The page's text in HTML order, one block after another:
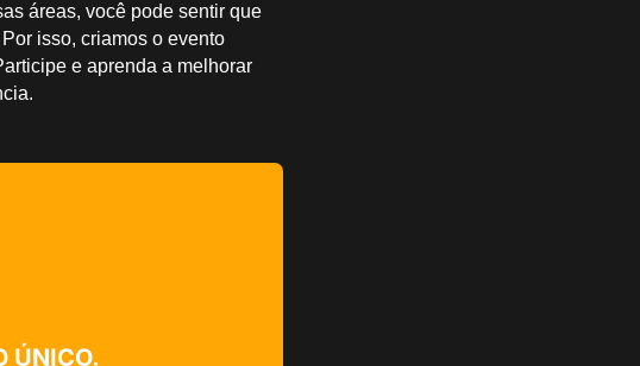
áreas, você pode sentir que
isso, criamos o evento
e aprenda a melhorar
ÚNICO.